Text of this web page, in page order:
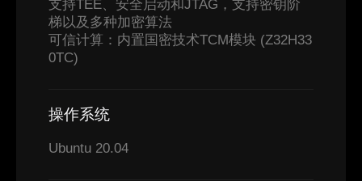
支持TEE、安全启动和JTAG，支持密钥阶
梯以及多种加密算法
可信计算：内置国密技术TCM模块 (Z32H33
0TC)
操作系统
Ubuntu 20.04